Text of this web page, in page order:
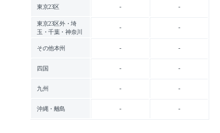
東京23区 - -
東京23区外・埼
玉・千葉・神奈川
- -
その他本州 - -
四国 - -
九州 - -
沖縄・離島 - -